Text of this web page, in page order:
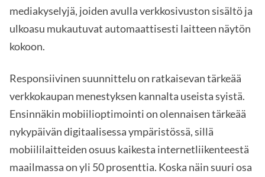
mediakyselyjä, joiden avulla verkkosivuston sisältö ja
ulkoasu mukautuvat automaattisesti laitteen näytön
kokoon.
Responsiivinen suunnittelu on ratkaisevan tärkeää
verkkokaupan menestyksen kannalta useista syistä.
Ensinnäkin mobiilioptimointi on olennaisen tärkeää
nykypäivän digitaalisessa ympäristössä, sillä
mobiililaitteiden osuus kaikesta internetliikenteestä
maailmassa on yli 50 prosenttia. Koska näin suuri osa